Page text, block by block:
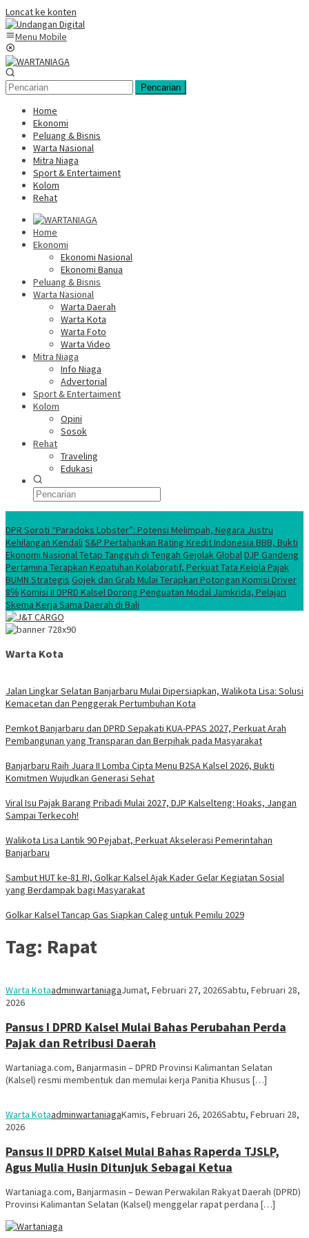
Loncat ke konten
Menu Mobile
Pencarian
Home
Ekonomi
Peluang & Bisnis
Warta Nasional
Mitra Niaga
Sport & Entertaiment
Kolom
Rehat
Home
Ekonomi
Ekonomi Nasional
Ekonomi Banua
Peluang & Bisnis
Warta Nasional
Warta Daerah
Warta Kota
Warta Foto
Warta Video
Mitra Niaga
Info Niaga
Advertorial
Sport & Entertaiment
Kolom
Opini
Sosok
Rehat
Traveling
Edukasi
DPR Soroti “Paradoks Lobster”: Potensi Melimpah, Negara Justru
Kehilangan Kendali S&P Pertahankan Rating Kredit Indonesia BBB, Bukti
Ekonomi Nasional Tetap Tangguh di Tengah Gejolak GlobalDJP Gandeng
Pertamina Terapkan Kepatuhan Kolaboratif, Perkuat Tata Kelola Pajak
BUMN Strategis Gojek dan Grab Mulai Terapkan Potongan Komisi Driver
8℅Komisi II DPRD Kalsel Dorong Penguatan Modal Jamkrida, Pelajari
Skema Kerja Sama Daerah di Bali
Warta Kota
Jalan Lingkar Selatan Banjarbaru Mulai Dipersiapkan, Walikota Lisa: Solusi
Kemacetan dan Penggerak Pertumbuhan Kota
Pemkot Banjarbaru dan DPRD Sepakati KUA-PPAS 2027, Perkuat Arah
Pembangunan yang Transparan dan Berpihak pada Masyarakat
Banjarbaru Raih Juara II Lomba Cipta Menu B2SA Kalsel 2026, Bukti
Komitmen Wujudkan Generasi Sehat
Viral Isu Pajak Barang Pribadi Mulai 2027, DJP Kalselteng: Hoaks, Jangan
Sampai Terkecoh!
Walikota Lisa Lantik 90 Pejabat, Perkuat Akselerasi Pemerintahan
Banjarbaru
Sambut HUT ke-81 RI, Golkar Kalsel Ajak Kader Gelar Kegiatan Sosial
yang Berdampak bagi Masyarakat
Golkar Kalsel Tancap Gas Siapkan Caleg untuk Pemilu 2029
Tag: Rapat
Warta KotaadminwartaniagaJumat, Februari 27, 2026Sabtu, Februari 28,
2026
Pansus I DPRD Kalsel Mulai Bahas Perubahan Perda
Pajak dan Retribusi Daerah
Wartaniaga.com, Banjarmasin – DPRD Provinsi Kalimantan Selatan
(Kalsel) resmi membentuk dan memulai kerja Panitia Khusus […]
Warta KotaadminwartaniagaKamis, Februari 26, 2026Sabtu, Februari 28,
2026
Pansus II DPRD Kalsel Mulai Bahas Raperda TJSLP,
Agus Mulia Husin Ditunjuk Sebagai Ketua
Wartaniaga.com, Banjarmasin – Dewan Perwakilan Rakyat Daerah (DPRD)
Provinsi Kalimantan Selatan (Kalsel) menggelar rapat perdana […]